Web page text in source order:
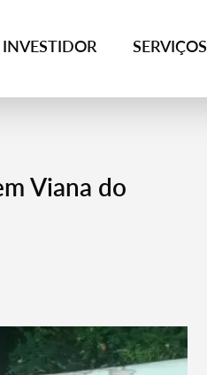
INVESTIDOR SERVIÇOS
Viana do